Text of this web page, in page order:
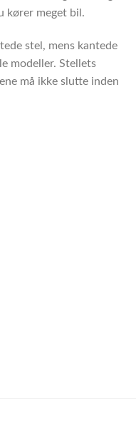
kører meget bil.
stel, mens kantede
modeller. Stellets
må ikke slutte inden